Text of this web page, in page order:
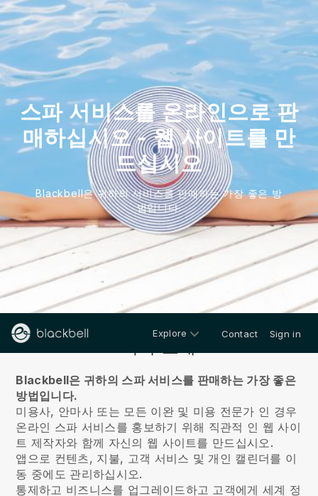
스파 서비스를 온라인으로 판
매하십시오 - 웹 사이트를 만
드십시오
Blackbell은 귀하의 서비스를 판매하는 가장 좋은 방
법입니다.
Explore Contact Sign in
Blackbell은 귀하의 스파 서비스를 판매하는 가장 좋은
방법입니다.
미용사, 안마사 또는 모든 이완 및 미용 전문가 인 경우
온라인 스파 서비스를 홍보하기 위해 직관적 인 웹 사이
트 제작자와 함께 자신의 웹 사이트를 만드십시오.
앱으로 컨텐츠, 지불, 고객 서비스 및 개인 캘린더를 이
동 중에도 관리하십시오.
통제하고 비즈니스를 업그레이드하고 고객에게 세계 정